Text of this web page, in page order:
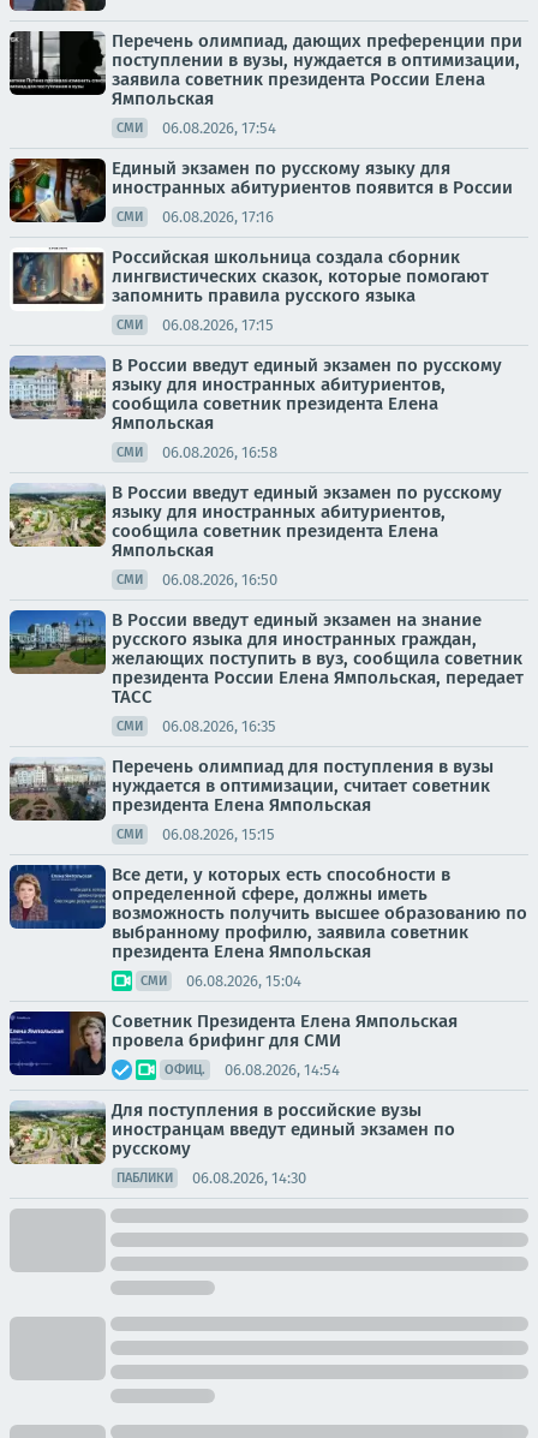
Перечень олимпиад, дающих преференции при
поступлении в вузы, нуждается в оптимизации,
заявила советник президента России Елена
Ямпольская
СМИ 06.08.2026, 17:54
Единый экзамен по русскому языку для
иностранных абитуриентов появится в России
СМИ 06.08.2026, 17:16
Российская школьница создала сборник
лингвистических сказок, которые помогают
запомнить правила русского языка
СМИ 06.08.2026, 17:15
В России введут единый экзамен по русскому
языку для иностранных абитуриентов,
сообщила советник президента Елена
Ямпольская
СМИ 06.08.2026, 16:58
В России введут единый экзамен по русскому
языку для иностранных абитуриентов,
сообщила советник президента Елена
Ямпольская
СМИ 06.08.2026, 16:50
В России введут единый экзамен на знание
русского языка для иностранных граждан,
желающих поступить в вуз, сообщила советник
президента России Елена Ямпольская, передает
ТАСС
СМИ 06.08.2026, 16:35
Перечень олимпиад для поступления в вузы
нуждается в оптимизации, считает советник
президента Елена Ямпольская
СМИ 06.08.2026, 15:15
Все дети, у которых есть способности в
определенной сфере, должны иметь
возможность получить высшее образованию по
выбранному профилю, заявила советник
президента Елена Ямпольская
СМИ 06.08.2026, 15:04
Советник Президента Елена Ямпольская
провела брифинг для СМИ
ОФИЦ. 06.08.2026, 14:54
Для поступления в российские вузы
иностранцам введут единый экзамен по
русскому
ПАБЛИКИ 06.08.2026, 14:30